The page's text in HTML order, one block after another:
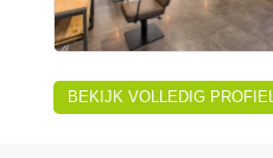
BEKIJK VOLLEDIG PROFIEL